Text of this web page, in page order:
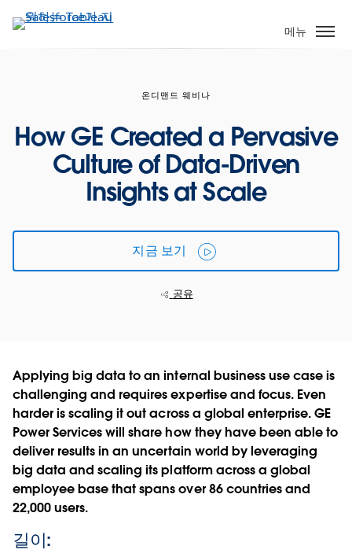
요
메뉴
온디맨드 웨비나
How GE Created a Pervasive
Culture of Data-Driven
Insights at Scale
지금 보기
공유
Applying big data to an internal business use case is
challenging and requires expertise and focus. Even
harder is scaling it out across a global enterprise. GE
Power Services will share how they have been able to
deliver results in an uncertain world by leveraging
big data and scaling its platform across a global
employee base that spans over 86 countries and
22,000 users.
길이: